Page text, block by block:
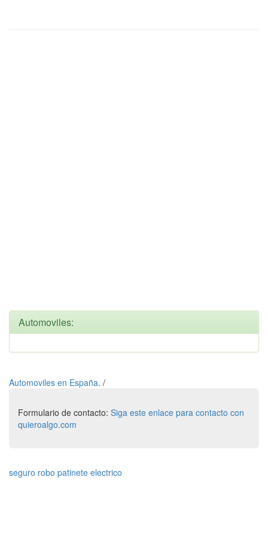
Automoviles:
Automoviles en España. /
Formulario de contacto: Siga este enlace para contacto con
quieroalgo.com
seguro robo patinete electrico